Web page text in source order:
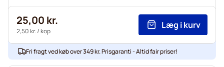
25,00 kr.
2,50 kr./ kop
Læg i kurv
Fri fragt ved køb over 349 kr. Prisgaranti - Altid fair priser!